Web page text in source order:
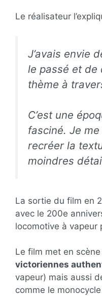
Le réalisateur
J’avais envie
le passé et de
thème à
C’est une
fasciné. Je
recréer la
moindres
La sortie du film en
avec le 200e
locomotive à vapeur
Le film met en
victoriennes
vapeur) mais aussi
comme le